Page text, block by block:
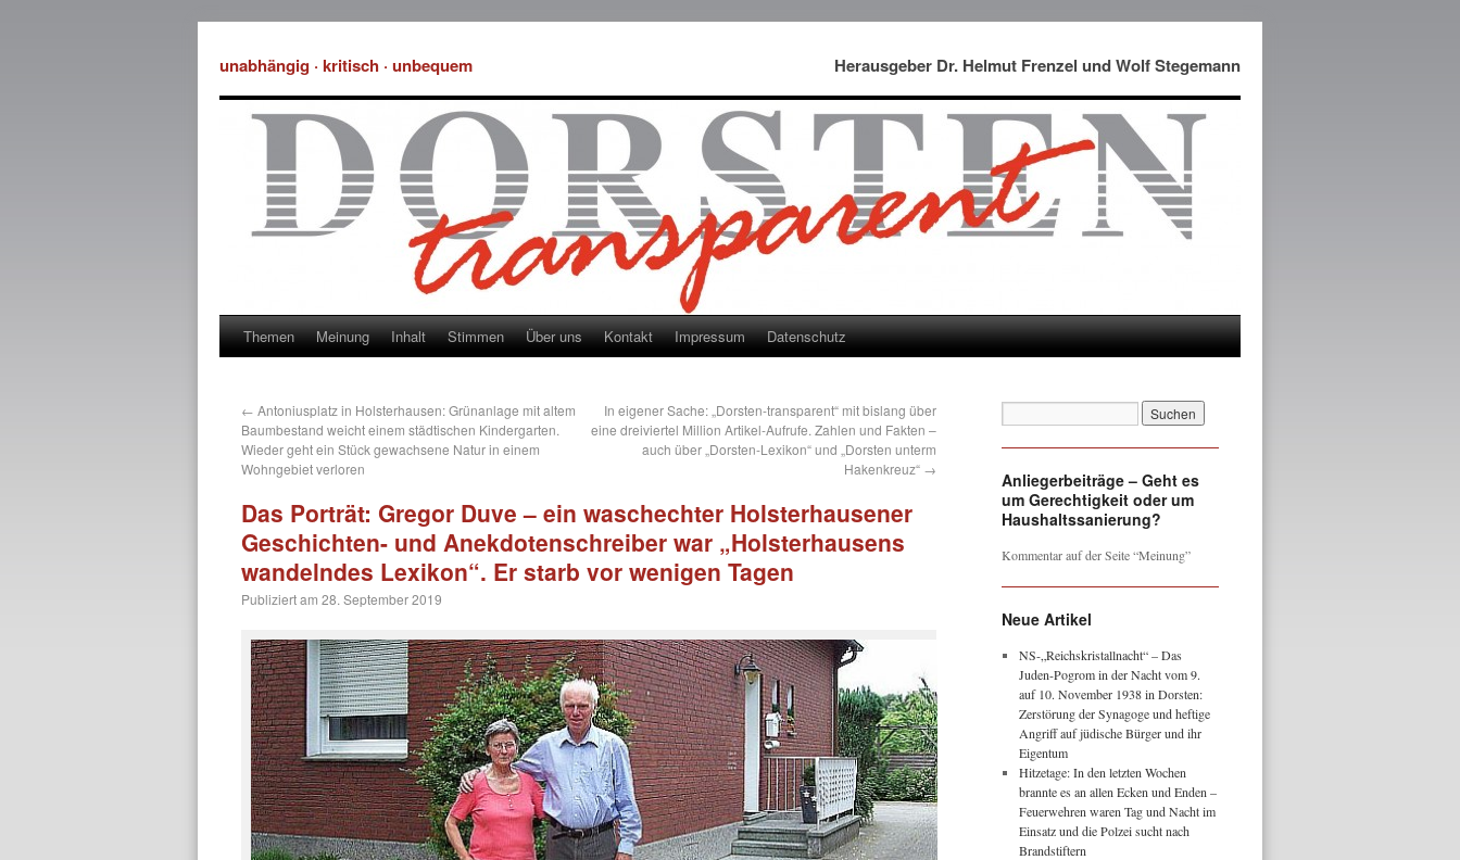
unabhängig · kritisch · unbequem Herausgeber Dr. Helmut Frenzel und Wolf Stegemann
Themen Meinung Inhalt Stimmen Über uns Kontakt Impressum Datenschutz
← Antoniusplatz in Holsterhausen: Grünanlage mit altem
Baumbestand weicht einem städtischen Kindergarten.
Wieder geht ein Stück gewachsene Natur in einem
Wohngebiet verloren
In eigener Sache: „Dorsten-transparent“ mit bislang über
eine dreiviertel Million Artikel-Aufrufe. Zahlen und Fakten –
auch über „Dorsten-Lexikon“ und „Dorsten unterm
Hakenkreuz“ →
Das Porträt: Gregor Duve – ein waschechter Holsterhausener
Geschichten- und Anekdotenschreiber war „Holsterhausens
wandelndes Lexikon“. Er starb vor wenigen Tagen
Publiziert am 28. September 2019
Anliegerbeiträge – Geht es
um Gerechtigkeit oder um
Haushaltssanierung?
Kommentar auf der Seite “Meinung”
Neue Artikel
NS-„Reichskristallnacht“ – Das
Juden-Pogrom in der Nacht vom 9.
auf 10. November 1938 in Dorsten:
Zerstörung der Synagoge und heftige
Angriff auf jüdische Bürger und ihr
Eigentum
Hitzetage: In den letzten Wochen
brannte es an allen Ecken und Enden –
Feuerwehren waren Tag und Nacht im
Einsatz und die Polzei sucht nach
Brandstiftern